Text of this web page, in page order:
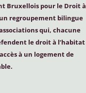
Bruxellois pour le Droit à
regroupement bilingue
qui, chacune
le droit à l’habitat
à un logement de